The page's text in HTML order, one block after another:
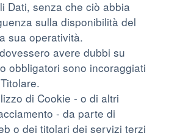
Dati, senza che ciò abbia
sulla disponibilità del
sua operatività.
avere dubbi su
obbligatori sono incoraggiati
di Cookie - o di altri
- da parte di
o dei titolari dei servizi terzi